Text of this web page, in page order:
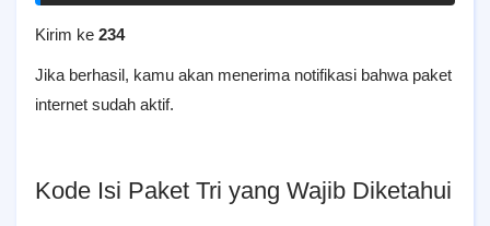
Kirim ke 234
Jika berhasil, kamu akan menerima notifikasi bahwa paket
internet sudah aktif.
Kode Isi Paket Tri yang Wajib Diketahui